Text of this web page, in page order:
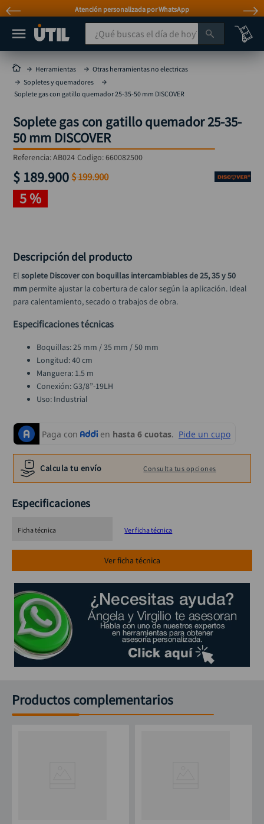
Atención personalizada por WhatsApp
¿Qué buscas el día de hoy?
Herramientas
Otras herramientas no electricas
Sopletes y quemadores
Soplete gas con gatillo quemador 25-35-50 mm DISCOVER
Soplete gas con gatillo quemador 25-35-
50 mm DISCOVER
Referencia:AB024 Codigo:660082500
$ 189.900 $199.900
5 %
Descripción del producto
El soplete Discover con boquillas intercambiables de 25, 35 y 50
mm permite ajustar la cobertura de calor según la aplicación. Ideal
para calentamiento, secado o trabajos de obra.
Especificaciones técnicas
Boquillas: 25 mm / 35 mm / 50 mm
Longitud: 40 cm
Manguera: 1.5 m
Conexión: G3/8”-19LH
Uso: Industrial
Calcula tu envío Consulta tus opciones
Ver ficha técnica
Especificaciones
Ficha técnica Ver ficha técnica
Productos complementarios
MÁS BUSCADOS
taladro
compresor
sierra circular
ruteadora
broca
hidrolavadora
taladro inalámbrico
alicate